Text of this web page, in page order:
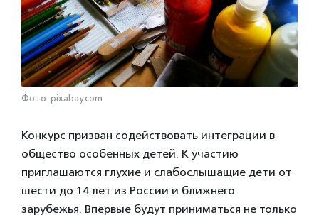
Фото: pixabay.com
Конкурс призван содействовать интеграции в
общество особенных детей. К участию
приглашаются глухие и слабослышащие дети от
шести до 14 лет из России и ближнего
зарубежья. Впервые будут приниматься не только